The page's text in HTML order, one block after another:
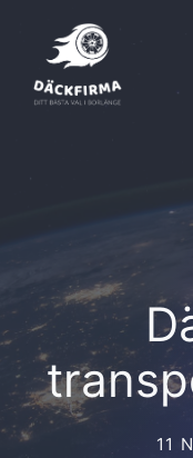
innehåll
11